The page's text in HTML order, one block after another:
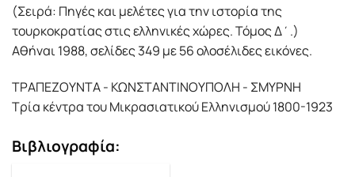
(Σειρά: Πηγές και μελέτες για την ιστορία της
τουρκοκρατίας στις ελληνικές χώρες. Τόμος Δ΄.)
Αθήναι 1988, σελίδες 349 με 56 ολοσέλιδες εικόνες.
ΤΡΑΠΕΖΟΥΝΤΑ - ΚΩΝΣΤΑΝΤΙΝΟΥΠΟΛΗ - ΣΜΥΡΝΗ
Τρία κέντρα του Μικρασιατικού Ελληνισμού 1800-1923
Βιβλιογραφία: